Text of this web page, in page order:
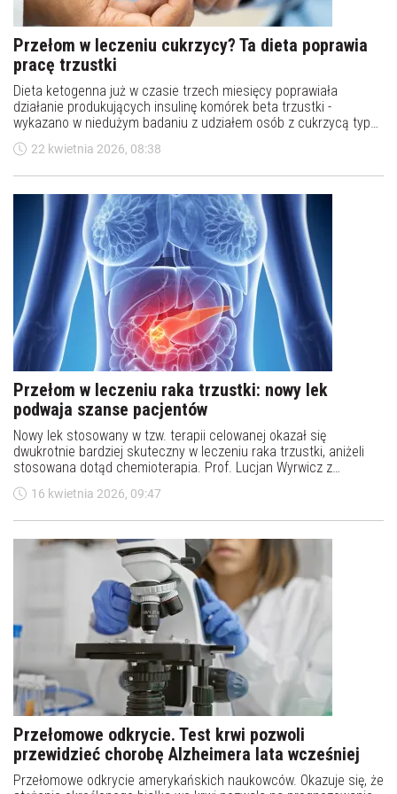
Przełom w leczeniu cukrzycy? Ta dieta poprawia
pracę trzustki
Dieta ketogenna już w czasie trzech miesięcy poprawiała
działanie produkujących insulinę komórek beta trzustki -
wykazano w niedużym badaniu z udziałem osób z cukrzycą typu
2. Bardzo trudno jest to uzyskać innymi metodami - komentują
autorzy badania.
22 kwietnia 2026, 08:38
Przełom w leczeniu raka trzustki: nowy lek
podwaja szanse pacjentów
Nowy lek stosowany w tzw. terapii celowanej okazał się
dwukrotnie bardziej skuteczny w leczeniu raka trzustki, aniżeli
stosowana dotąd chemioterapia. Prof. Lucjan Wyrwicz z
Narodowego Instytutu Onkologii w Warszawie ocenił w rozmowie
z PAP, że od lat nie było takiego przełomu w tej chorobie.
16 kwietnia 2026, 09:47